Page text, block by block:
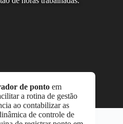
de ponto em
a rotina de gestão
ao contabilizar as
de controle de